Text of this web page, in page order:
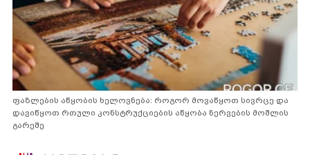
ფაზლების აწყობის ხელოვნება: როგორ მოვაწყოთ სივრცე და
დავიწყოთ რთული კონსტრუქციების აწყობა ნერვების მოშლის
გარეშე